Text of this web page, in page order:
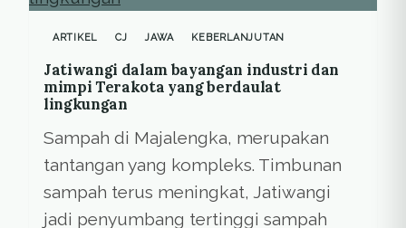
ARTIKEL CJ JAWA KEBERLANJUTAN
Jatiwangi dalam bayangan industri dan
mimpi Terakota yang berdaulat
lingkungan
Sampah di Majalengka, merupakan
tantangan yang kompleks. Timbunan
sampah terus meningkat, Jatiwangi
jadi penyumbang tertinggi sampah